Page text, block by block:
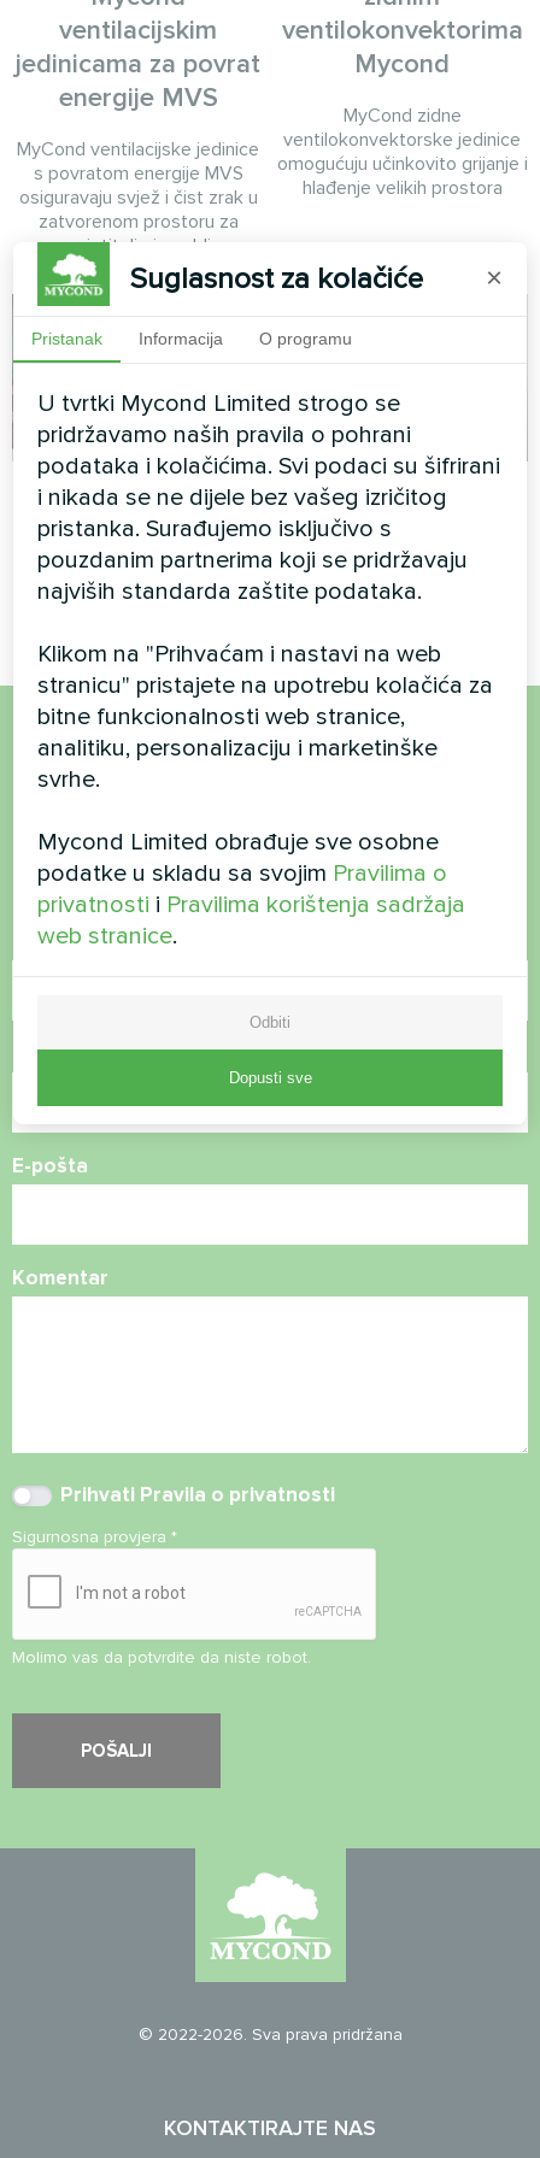
ventilacijskim
jedinicama za povrat
energije MVS
MyCond ventilacijske jedinice
s povratom energije MVS
osiguravaju svjež i čist zrak u
zatvorenom prostoru za
posjetitelje i osoblje
ventilokonvektorima
Mycond
MyCond zidne
ventilokonvektorske jedinice
omogućuju učinkovito grijanje i
hlađenje velikih prostora
Apartman
Dizajn ventilatorske
konvektorske jedinice,
staklena serija
Tvornica
Modularna toplinska pumpa
serije MCU
Želite kupiti ili imate
Kontaktirajte nas i mi ćemo vam pomoći
Ime
Broj telefona
E-pošta
Komentar
Prihvati Pravila o privatnosti
Sigurnosna provjera *
Molimo vas da potvrdite da niste robot.
© 2022-2026. Sva prava pridržana
KONTAKTIRAJTE NAS
Suglasnost za kolačiće ×
Pristanak Informacija O programu
U tvrtki Mycond Limited strogo se
pridržavamo naših pravila o pohrani
podataka i kolačićima. Svi podaci su šifrirani
i nikada se ne dijele bez vašeg izričitog
pristanka. Surađujemo isključivo s
pouzdanim partnerima koji se pridržavaju
najviših standarda zaštite podataka.
Klikom na "Prihvaćam i nastavi na web
stranicu" pristajete na upotrebu kolačića za
bitne funkcionalnosti web stranice,
analitiku, personalizaciju i marketinške
svrhe.
Mycond Limited obrađuje sve osobne
podatke u skladu sa svojim Pravilima o
privatnosti i Pravilima korištenja sadržaja
web stranice.
Odbiti
Dopusti sve